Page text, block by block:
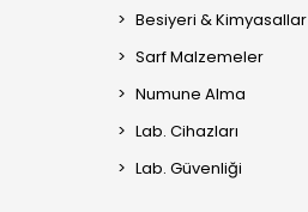
Besiyeri & Kimyasallar
Sarf Malzemeler
Numune Alma
Lab. Cihazları
Lab. Güvenliği